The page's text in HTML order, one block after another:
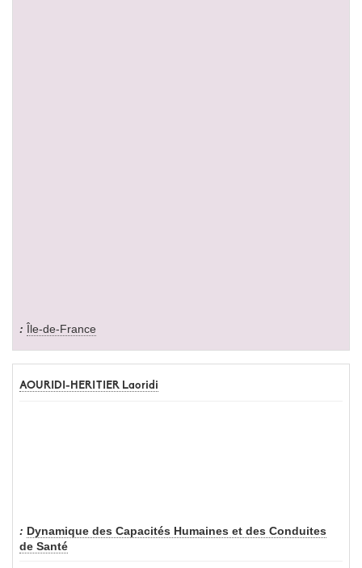
Île-de-France
AOURIDI-HERITIER Laoridi
Dynamique des Capacités Humaines et des Conduites
de Santé